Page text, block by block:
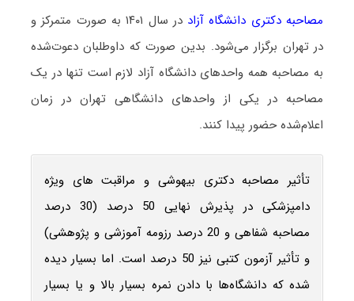
مصاحبه دکتری دانشگاه آزاد
در سال ۱۴۰۱ به صورت متمرکز و
در تهران برگزار می‌شود. بدین صورت که داوطلبان دعوت‌شده
به مصاحبه همه واحدهای دانشگاه آزاد لازم است تنها در یک
مصاحبه در یکی از واحدهای دانشگاهی تهران در زمان
اعلام‌شده حضور پیدا کنند.
تأثیر مصاحبه دکتری بیهوشی و مراقبت ‌های ویژه
دامپزشکی در پذیرش نهایی 50 درصد (30 درصد
مصاحبه شفاهی و 20 درصد رزومه آموزشی و پژوهشی)
و تأثیر آزمون کتبی نیز 50 درصد است. اما بسیار دیده
شده که دانشگاه‌ها با دادن نمره بسیار بالا و یا بسیار